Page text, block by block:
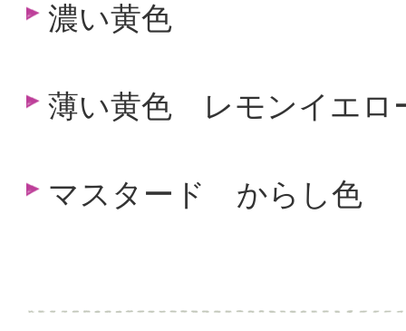
濃い黄色
薄い黄色 レモンイエロ
マスタード からし色